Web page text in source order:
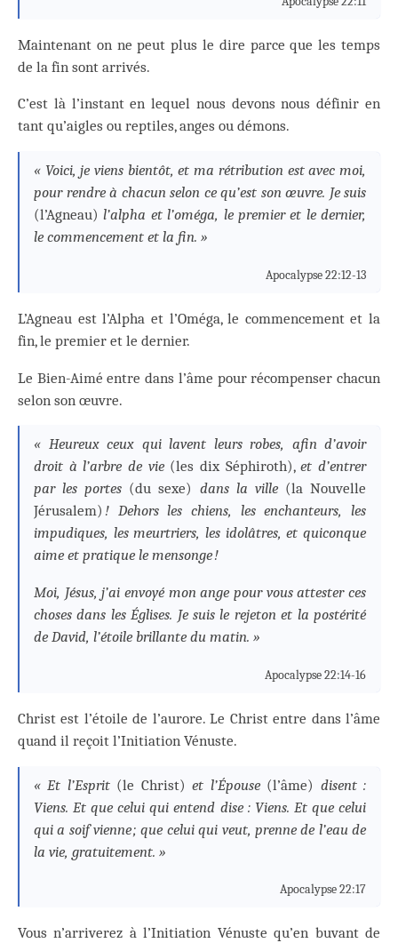
Maintenant on ne peut plus le dire parce que les temps
de la fin sont arrivés.
C’est là l’instant en lequel nous devons nous définir en
tant qu’aigles ou reptiles, anges ou démons.
« Voici, je viens bientôt, et ma rétribution est avec moi,
pour rendre à chacun selon ce qu’est son œuvre. Je suis
(l’Agneau)l’alpha et l’oméga, le premier et le dernier,
le commencement et la fin. »
Apocalypse 22:12-13
L’Agneau est l’Alpha et l’Oméga, le commencement et la
fin, le premier et le dernier.
Le Bien-Aimé entre dans l’âme pour récompenser chacun
selon son œuvre.
« Heureux ceux qui lavent leurs robes, afin d’avoir
droit à l’arbre de vie(les dix Séphiroth),et d’entrer
par les portes (du sexe) dans la ville(la Nouvelle
Jérusalem) ! Dehors les chiens, les enchanteurs, les
impudiques, les meurtriers, les idolâtres, et quiconque
aime et pratique le mensonge !
Moi, Jésus, j’ai envoyé mon ange pour vous attester ces
choses dans les Églises. Je suis le rejeton et la postérité
de David, l’étoile brillante du matin. »
Apocalypse 22:14-16
Christ est l’étoile de l’aurore. Le Christ entre dans l’âme
quand il reçoit l’Initiation Vénuste.
« Et l’Esprit(le Christ)et l’Épouse(l’âme) disent :
Viens. Et que celui qui entend dise : Viens. Et que celui
qui a soif vienne ; que celui qui veut, prenne de l’eau de
la vie, gratuitement. »
Apocalypse 22:17
Vous n’arriverez à l’Initiation Vénuste qu’en buvant de